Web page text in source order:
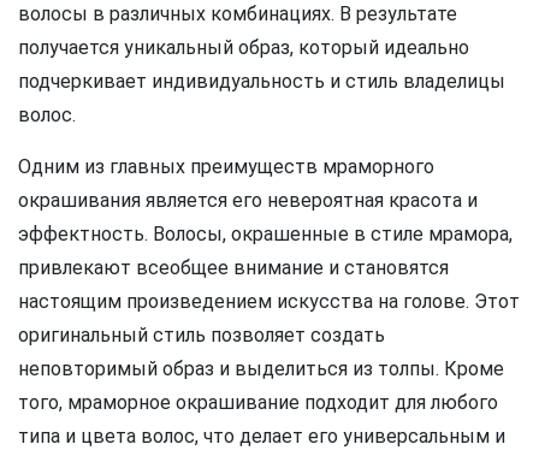
волосы в различных комбинациях. В результате
получается уникальный образ, который идеально
подчеркивает индивидуальность и стиль владелицы
волос.
Одним из главных преимуществ мраморного
окрашивания является его невероятная красота и
эффектность. Волосы, окрашенные в стиле мрамора,
привлекают всеобщее внимание и становятся
настоящим произведением искусства на голове. Этот
оригинальный стиль позволяет создать
неповторимый образ и выделиться из толпы. Кроме
того, мраморное окрашивание подходит для любого
типа и цвета волос, что делает его универсальным и